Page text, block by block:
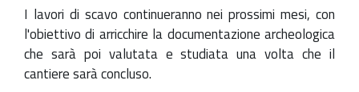
I lavori di scavo continueranno nei prossimi mesi, con
l'obiettivo di arricchire la documentazione archeologica
che sarà poi valutata e studiata una volta che il
cantiere sarà concluso.